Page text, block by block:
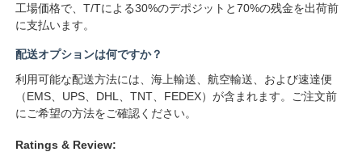
コミュニケーション アンテナ
コネクタ
電源管理チップ
工場価格で、T/Tによる30%のデポジットと70%の残金を出荷前
に支払います。
配送オプションは何ですか？
利用可能な配送方法には、海上輸送、航空輸送、および速達便
（EMS、UPS、DHL、TNT、FEDEX）が含まれます。ご注文前
にご希望の方法をご確認ください。
Ratings & Review: